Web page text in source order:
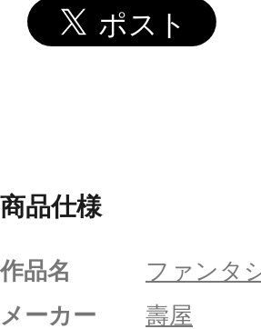
商品仕様
作品名
ファンタ
メーカー
壽屋